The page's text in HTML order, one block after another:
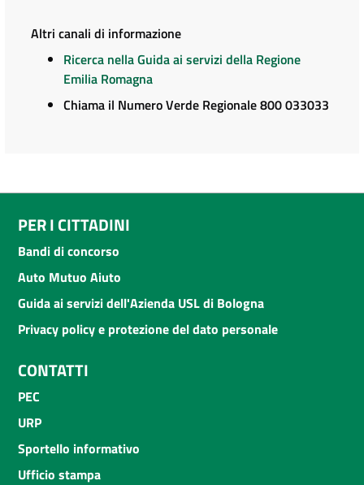
Altri canali di informazione
Ricerca nella Guida ai servizi della Regione
Emilia Romagna
Chiama il Numero Verde Regionale 800 033033
PER I CITTADINI
Bandi di concorso
Auto Mutuo Aiuto
Guida ai servizi dell'Azienda USL di Bologna
Privacy policy e protezione del dato personale
CONTATTI
PEC
URP
Sportello informativo
Ufficio stampa